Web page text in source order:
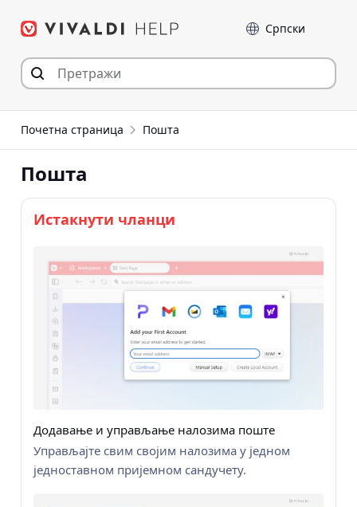
Језик
Почетна страница Пошта
Пошта
Истакнути чланци
Додавање и управљање налозима поште
Управљајте свим својим налозима у једном
једноставном пријемном сандучету.